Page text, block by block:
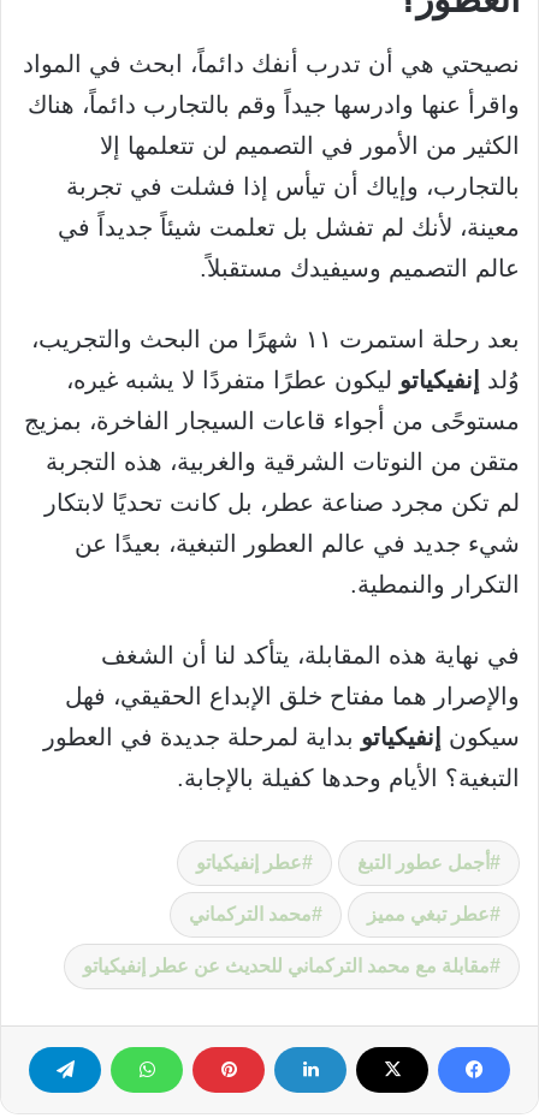
نصيحتي هي أن تدرب أنفك دائماً، ابحث في المواد
واقرأ عنها وادرسها جيداً وقم بالتجارب دائماً، هناك
الكثير من الأمور في التصميم لن تتعلمها إلا
بالتجارب، وإياك أن تيأس إذا فشلت في تجربة
معينة، لأنك لم تفشل بل تعلمت شيئاً جديداً في
عالم التصميم وسيفيدك مستقبلاً.
بعد رحلة استمرت ١١ شهرًا من البحث والتجريب،
وُلد
إنفيكياتو ليكون عطرًا متفردًا لا يشبه غيره،
مستوحًى من أجواء قاعات السيجار الفاخرة، بمزيج
متقن من النوتات الشرقية والغربية، هذه التجربة
لم تكن مجرد صناعة عطر، بل كانت تحديًا لابتكار
شيء جديد في عالم العطور التبغية، بعيدًا عن
التكرار والنمطية.
في نهاية هذه المقابلة، يتأكد لنا أن الشغف
والإصرار هما مفتاح خلق الإبداع الحقيقي، فهل
سيكون
إنفيكياتو بداية لمرحلة جديدة في العطور
التبغية؟ الأيام وحدها كفيلة بالإجابة.
أجمل عطور التبغ عطر إنفيكياتو
عطر تبغي مميز محمد التركماني
مقابلة مع محمد التركماني للحديث عن عطر إنفيكياتو